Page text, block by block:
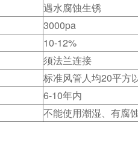
遇水腐蚀生锈
3000pa
10-12%
须法兰连接
标准风管人均20平方
6-10年内
不能使用潮湿、有腐